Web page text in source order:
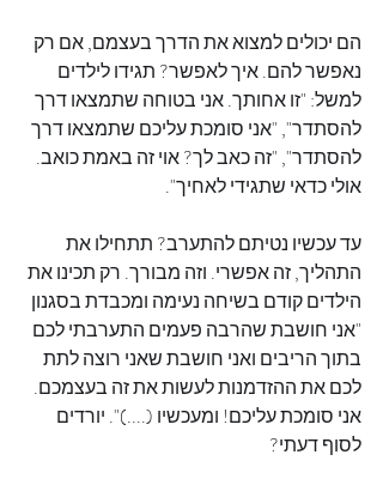
הם יכולים למצוא את הדרך בעצמם, אם רק
נאפשר להם. איך לאפשר? תגידו לילדים
למשל: "זו אחותך. אני בטוחה שתמצאו דרך
להסתדר", "אני סומכת עליכם שתמצאו דרך
להסתדר", "זה כאב לך? אוי זה באמת כואב.
אולי כדאי שתגידי לאחיך".
עד עכשיו נטיתם להתערב? תתחילו את
התהליך, זה אפשרי. וזה מבורך. רק תכינו את
הילדים קודם בשיחה נעימה ומכבדת בסגנון
"אני חושבת שהרבה פעמים התערבתי לכם
בתוך הריבים ואני חושבת שאני רוצה לתת
לכם את ההזדמנות לעשות את זה בעצמכם.
אני סומכת עליכם! ומעכשיו (....)". יורדים
לסוף דעתי?